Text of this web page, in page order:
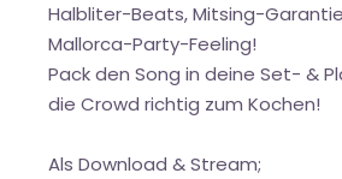
Halbliter-Beats, Mitsing-Garantie
Mallorca-Party-Feeling!
Pack den Song in deine Set- &
die Crowd richtig zum Kochen!
Als Download & Stream;